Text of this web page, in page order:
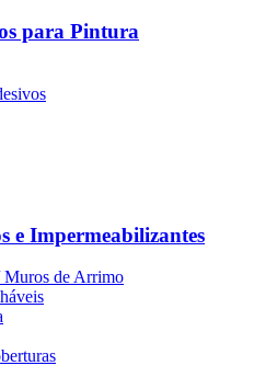
para Pintura
e Impermeabilizantes
Muros de Arrimo